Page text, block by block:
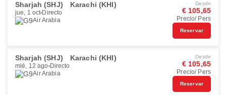
Sharjah (SHJ) Karachi (KHI)
jue, 1 oct Directo
Air Arabia
Desde
€ 105,65
Precio/ Pers
Reservar
Sharjah (SHJ) Karachi (KHI)
mié, 12 ago Directo
Air Arabia
Desde
€ 105,65
Precio/ Pers
Reservar